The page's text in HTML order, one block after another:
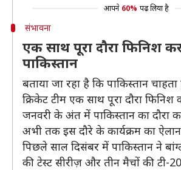
आपने 60% पढ़ लिया है
संभावना
एक साथ पूरा दौरा फिनिश
पाकिस्तान
बताया जा रहा है कि पाकिस्तान
क्रिकेट टीम एक साथ पूरा दौरा फिनिश
जनवरी के अंत में पाकिस्तान का दौरा
अभी तक इस दौरे के कार्यक्रम का
पिछले साल दिसंबर में पाकिस्तान ने
की टेस्ट सीरीज़ और तीन मैचों की टी-